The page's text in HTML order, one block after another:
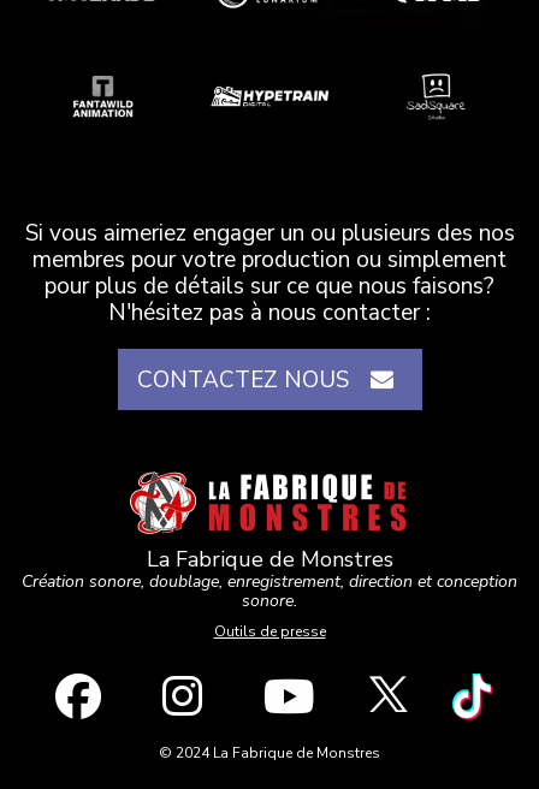
Si vous aimeriez engager un ou plusieurs des nos
membres pour votre production ou simplement
pour plus de détails sur ce que nous faisons?
N'hésitez pas à nous contacter :
CONTACTEZ NOUS
La Fabrique de Monstres
Création sonore, doublage, enregistrement, direction et conception
sonore.
Outils de presse
© 2024 La Fabrique de Monstres